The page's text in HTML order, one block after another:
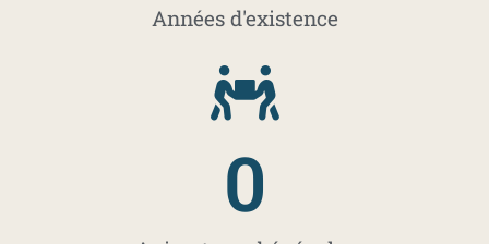
Années d'existence
0